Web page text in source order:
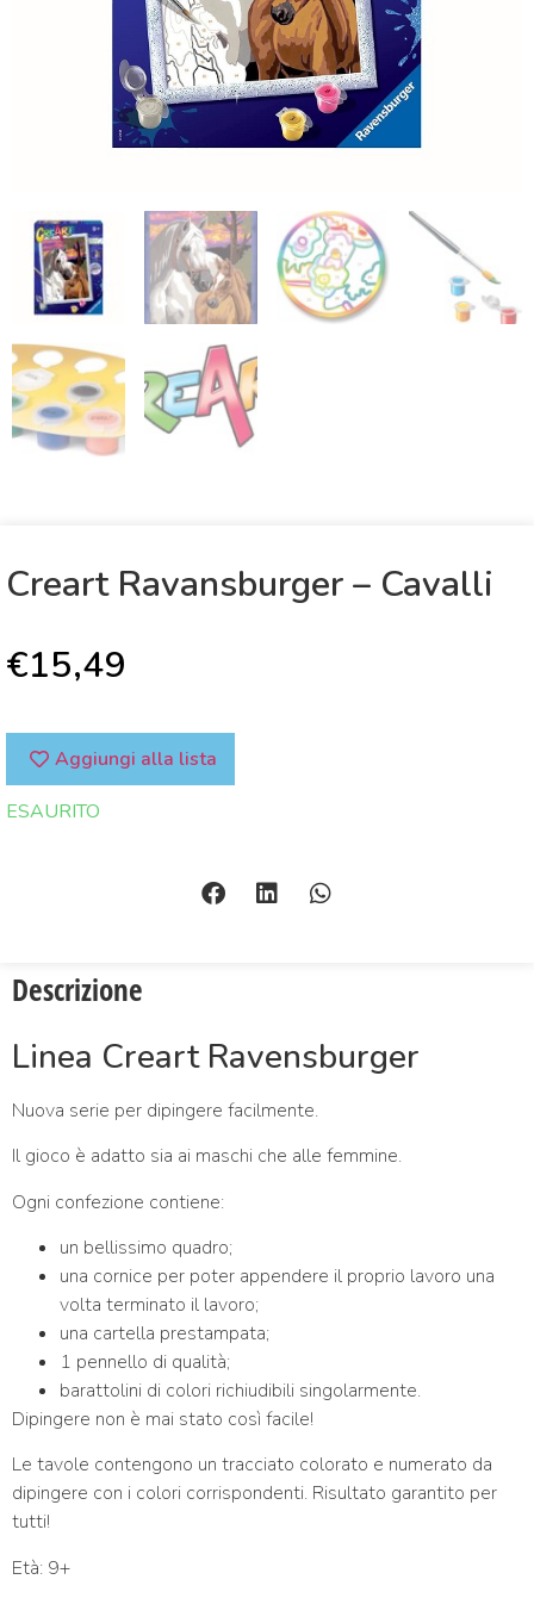
Creart Ravansburger – Cavalli
€15,49
Aggiungi alla lista
ESAURITO
Descrizione
Linea Creart Ravensburger
Nuova serie per dipingere facilmente.
Il gioco è adatto sia ai maschi che alle femmine.
Ogni confezione contiene:
un bellissimo quadro;
una cornice per poter appendere il proprio lavoro una
volta terminato il lavoro;
una cartella prestampata;
1 pennello di qualità;
barattolini di colori richiudibili singolarmente.
Dipingere non è mai stato così facile!
Le tavole contengono un tracciato colorato e numerato da
dipingere con i colori corrispondenti. Risultato garantito per
tutti!
Età: 9+